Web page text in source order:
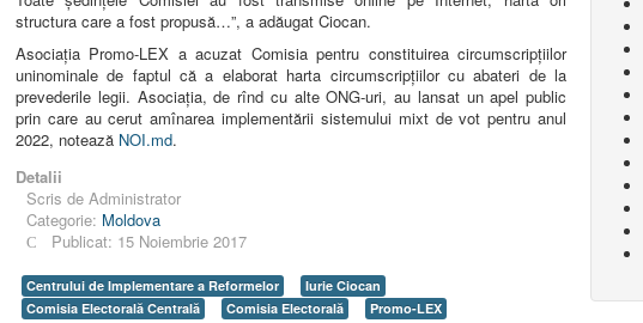
structura care a fost propusă…”, a adăugat Ciocan.
Asociația Promo-LEX a acuzat Comisia pentru constituirea circumscripțiilor
uninominale de faptul că a elaborat harta circumscripțiilor cu abateri de la
prevederile legii. Asociația, de rînd cu alte ONG-uri, au lansat un apel public
prin care au cerut amînarea implementării sistemului mixt de vot pentru anul
2022, notează NOI.md.
Detalii
Scris de Administrator
Categorie: Moldova
Publicat: 15 Noiembrie 2017
Centrului de Implementare a Reformelor
Iurie Ciocan
Comisia Electorală Centrală
Comisia Electorală Promo-LEX